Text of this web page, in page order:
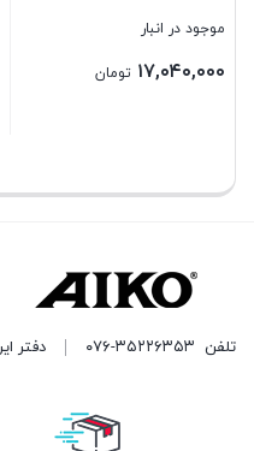
موجود در انبار
۱۷,۰۴۰,۰۰۰ تومان
تلفن ۰۷۶-۳۵۲۲۶۳۵۳ دفتر